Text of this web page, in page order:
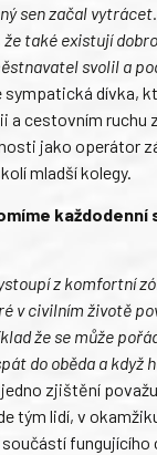
sen začal
také existují
svolil a
sympatická dívka,
a cestovním ruchu
jako operátor
mladší kolegy.
každodenní
z komfortní
v civilním životě
že se může
do oběda a když
zjištění
tým lidí, v
fungujícího